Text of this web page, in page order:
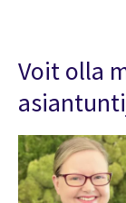
Voit olla